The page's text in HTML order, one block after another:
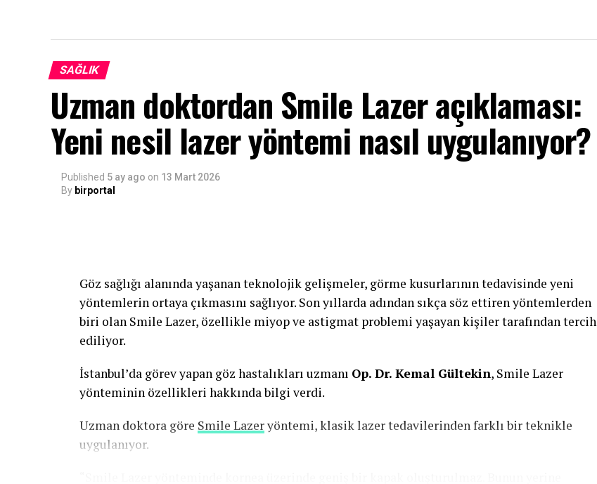
SAĞLIK
Uzman doktordan Smile Lazer açıklaması:
Yeni nesil lazer yöntemi nasıl uygulanıyor?
Published 5 ay ago on 13 Mart 2026
By birportal
Göz sağlığı alanında yaşanan teknolojik gelişmeler, görme kusurlarının tedavisinde yeni
yöntemlerin ortaya çıkmasını sağlıyor. Son yıllarda adından sıkça söz ettiren yöntemlerden
biri olan Smile Lazer, özellikle miyop ve astigmat problemi yaşayan kişiler tarafından tercih
ediliyor.
İstanbul’da görev yapan göz hastalıkları uzmanı Op. Dr. Kemal Gültekin, Smile Lazer
yönteminin özellikleri hakkında bilgi verdi.
Uzman doktora göre Smile Lazeryöntemi, klasik lazer tedavilerinden farklı bir teknikle
uygulanıyor.